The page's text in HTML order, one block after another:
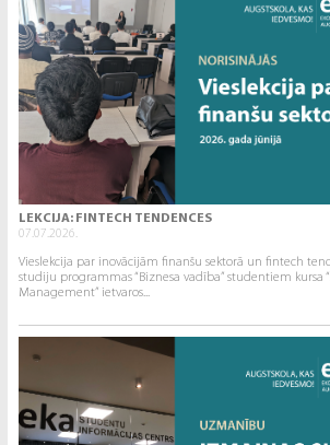
LEKCIJA: FINTECH TENDENCES
07.07.2026.
Vieslekcija par inovācijām finanšu sektorā un fintech
studiju programmas “Biznesa vadība” studentiem kursa
Management” ietvaros...